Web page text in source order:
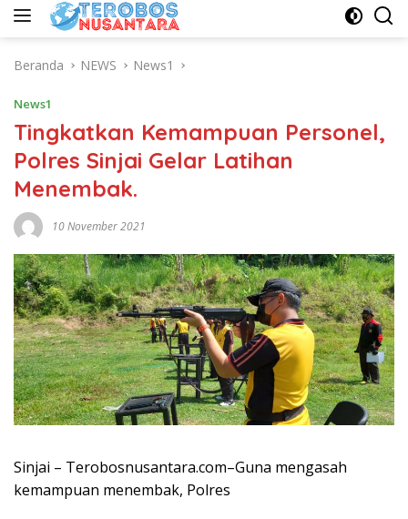
Beranda NEWS News1
News1
Tingkatkan Kemampuan Personel,
Polres Sinjai Gelar Latihan
Menembak.
10 November 2021
Sinjai – Terobosnusantara.com–Guna mengasah
kemampuan menembak, Polres